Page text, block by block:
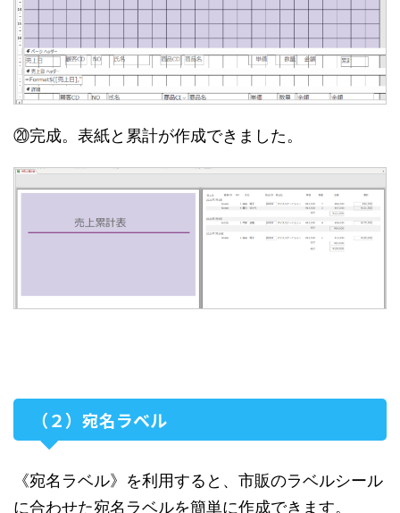
⑳完成。表紙と累計が作成できました。
（２）宛名ラベル
《宛名ラベル》を利用すると、市販のラベルシール
に合わせた宛名ラベルを簡単に作成できます。